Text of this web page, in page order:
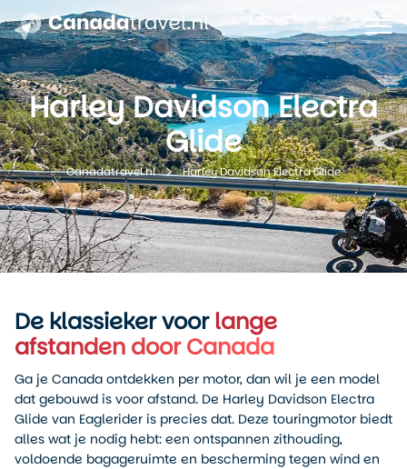
Harley Davidson Electra
Glide
Canadatravel.nl Harley Davidson Electra Glide
De klassieker voorlange
afstanden door Canada
Ga je Canada ontdekken per motor, dan wil je een model
dat gebouwd is voor afstand. De Harley Davidson Electra
Glide van Eaglerider is precies dat. Deze touringmotor biedt
alles wat je nodig hebt: een ontspannen zithouding,
voldoende bagageruimte en bescherming tegen wind en